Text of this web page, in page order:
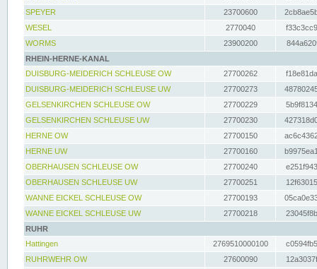
SPEYER
23700600
WESEL
2770040
WORMS
23900200
RHEIN-HERNE-KANAL
DUISBURG-MEIDERICH SCHLEUSE OW
27700262
DUISBURG-MEIDERICH SCHLEUSE UW
27700273
GELSENKIRCHEN SCHLEUSE OW
27700229
GELSENKIRCHEN SCHLEUSE UW
27700230
HERNE OW
27700150
HERNE UW
27700160
OBERHAUSEN SCHLEUSE OW
27700240
OBERHAUSEN SCHLEUSE UW
27700251
WANNE EICKEL SCHLEUSE OW
27700193
WANNE EICKEL SCHLEUSE UW
27700218
RUHR
Hattingen
2769510000100
RUHRWEHR OW
27600090